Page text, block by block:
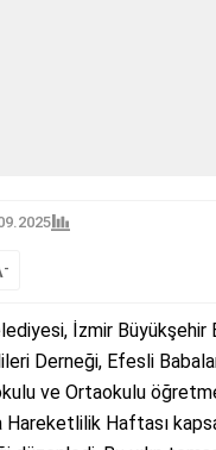
-
İzmir Büyükşehir
Derneği, Efesli
ve Ortaokulu
Haftası